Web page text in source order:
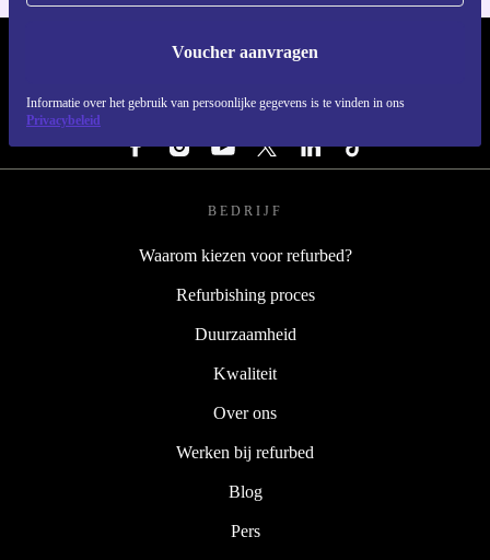
Voucher aanvragen
Informatie over het gebruik van persoonlijke gegevens is te vinden in ons
Privacybeleid
REFURBED NEDERLAND - RETHINK NEW.
VOLG ONS
BEDRIJF
Waarom kiezen voor refurbed?
Refurbishing proces
Duurzaamheid
Kwaliteit
Over ons
Werken bij refurbed
Blog
Pers